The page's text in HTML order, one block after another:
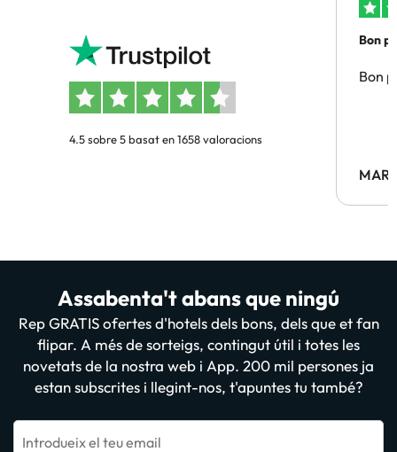
4.5 sobre 5 basat en 1658 valoracions
Bon
Bon
Assabenta't abans que ningú
Rep GRATIS ofertes d'hotels dels bons, dels que et fan
flipar. A més de sorteigs, contingut útil i totes les
novetats de la nostra web i App. 200 mil persones ja
estan subscrites i llegint-nos, t'apuntes tu també?
Introdueix el teu email